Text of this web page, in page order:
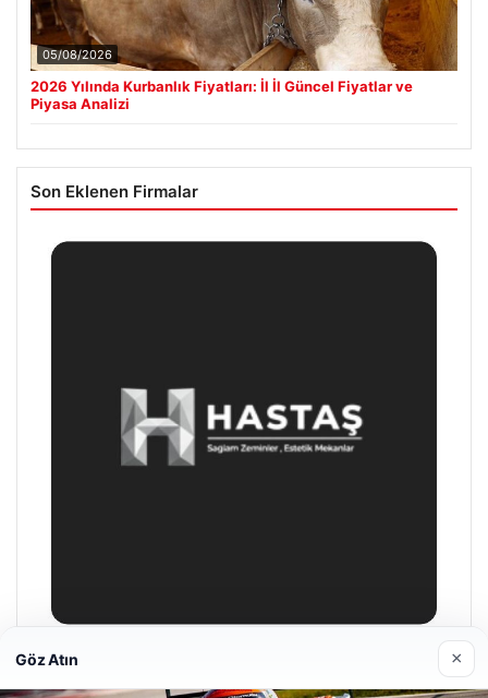
05/08/2026
2026 Yılında Kurbanlık Fiyatları: İl İl Güncel Fiyatlar ve
Piyasa Analizi
Son Eklenen Firmalar
Enes Kaplan Avukatlık Bürosu
Göz Atın ×